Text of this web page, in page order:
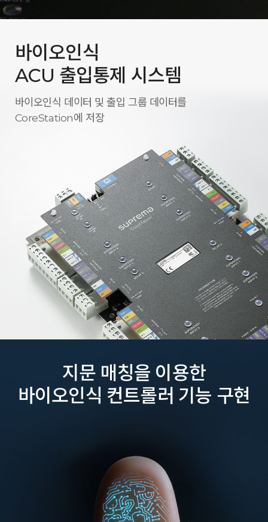
바이오인식
ACU 출입통제 시스템
바이오인식 데이터 및 출입 그룹 데이터를
CoreStation에 저장
지문 매칭을 이용한
바이오인식 컨트롤러 기능 구현